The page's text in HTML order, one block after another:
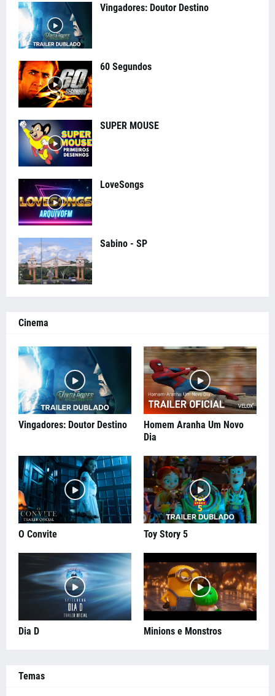
Vingadores: Doutor Destino
60 Segundos
SUPER MOUSE
LoveSongs
Sabino - SP
Cinema
Vingadores: Doutor Destino
Homem Aranha Um Novo
Dia
O Convite Toy Story 5
Dia D Minions e Monstros
Temas